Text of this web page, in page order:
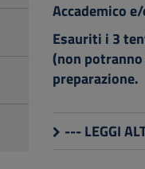
Accademico
Esauriti i 3
(non
preparazione.
--- LEGGI